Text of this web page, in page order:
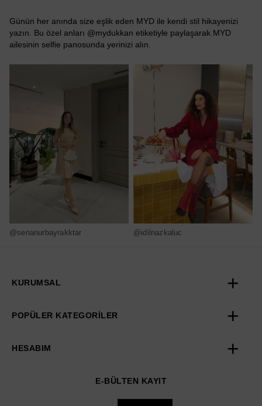
Günün her anında size eşlik eden MYD ile kendi stil hikayenizi
yazın. Bu özel anları @mydukkan etiketiyle paylaşarak MYD
ailesinin selfie panosunda yerinizi alın.
@senanurbayrakktar @idilnazkaluc
KURUMSAL
POPÜLER KATEGORİLER
HESABIM
E-BÜLTEN KAYIT